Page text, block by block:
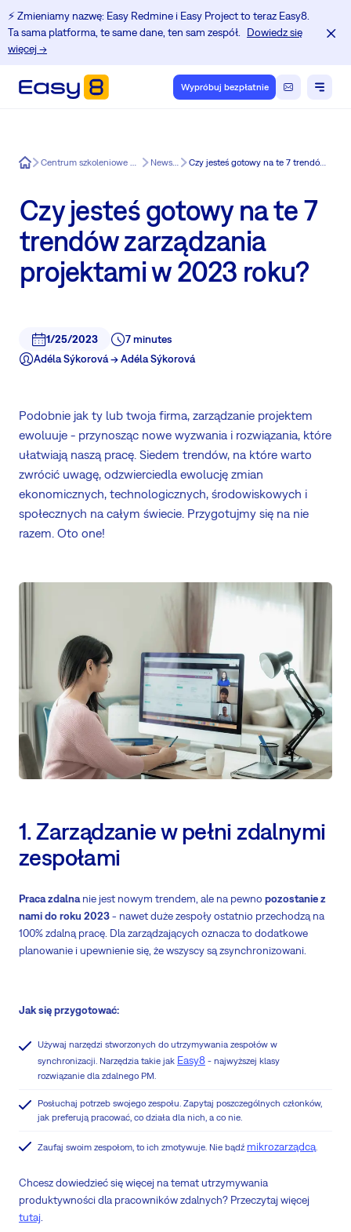
⚡️ Zmieniamy nazwę: Easy Redmine i Easy Project to teraz Easy8.
Ta sama platforma, te same dane, ten sam zespół.
Dowiedz się
więcej →
Wypróbuj bezpłatnie
Easy8 Centrum szkoleniowe dla użytkowników Redmine. News in Easy8 Czy jesteś gotowy na te 7 trendów zarządzania projektami w 2023 roku?
Czy jesteś gotowy na te 7
trendów zarządzania
projektami w 2023 roku?
1/25/2023
7 minutes
Adéla Sýkorová -> Adéla Sýkorová
Podobnie jak ty lub twoja firma, zarządzanie projektem
ewoluuje - przynosząc nowe wyzwania i rozwiązania, które
ułatwiają naszą pracę. Siedem trendów, na które warto
zwrócić uwagę, odzwierciedla ewolucję zmian
ekonomicznych, technologicznych, środowiskowych i
społecznych na całym świecie. Przygotujmy się na nie
razem. Oto one!
1. Zarządzanie w pełni zdalnymi
zespołami
Praca zdalnanie jest nowym trendem, ale na pewno pozostanie z
nami do roku 2023- nawet duże zespoły ostatnio przechodzą na
100% zdalną pracę. Dla zarządzających oznacza to dodatkowe
planowanie i upewnienie się, że wszyscy są zsynchronizowani.
Jak się przygotować:
Używaj narzędzi stworzonych do utrzymywania zespołów w
synchronizacji. Narzędzia takie jak Easy8 - najwyższej klasy
rozwiązanie dla zdalnego PM.
Posłuchaj potrzeb swojego zespołu. Zapytaj poszczególnych członków,
jak preferują pracować, co działa dla nich, a co nie.
Zaufaj swoim zespołom, to ich zmotywuje. Nie bądź mikrozarządcą.
Chcesz dowiedzieć się więcej na temat utrzymywania
produktywności dla pracowników zdalnych? Przeczytaj więcej
tutaj